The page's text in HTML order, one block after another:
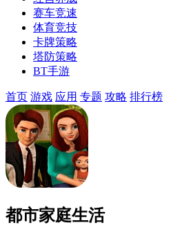
赛车竞速
体育竞技
卡牌策略
塔防策略
BT手游
首页 游戏 应用 专题 攻略 排行榜
都市家庭生活